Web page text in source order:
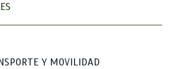
Y MOVILIDAD